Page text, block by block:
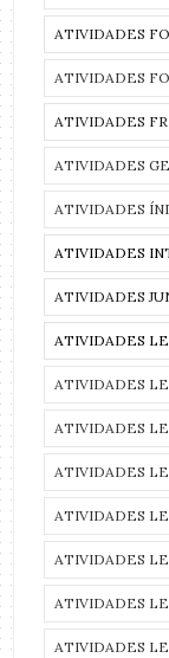
ATIVIDADES
ATIVIDADES
ATIVIDADES
ATIVIDADES
ATIVIDADES
ATIVIDADES
ATIVIDADES
ATIVIDADES
ATIVIDADES
ATIVIDADES
ATIVIDADES
ATIVIDADES
ATIVIDADES
ATIVIDADES
ATIVIDADES